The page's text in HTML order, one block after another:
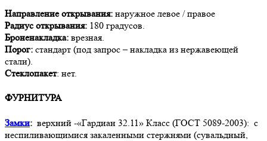
Направление открывания: наружное левое / правое
Радиус открывания: 180 градусов.
Броненакладка: врезная.
Порог: стандарт (под запрос – накладка из нержавеющей
стали).
Стеклопакет: нет.
ФУРНИТУРА
Замки: верхний -«Гардиан 32.11» Класс (ГОСТ 5089-2003): с
неспиливающимися закаленными стержнями (сувальдный,